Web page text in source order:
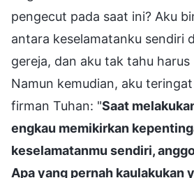
pengecut pada saat ini? Aku
antara keselamatanku sendiri
gereja, dan aku tak tahu harus
Namun kemudian, aku
firman Tuhan: "Saat
engkau memikirkan
keselamatanmu sendiri,
Apa yang pernah kaulakukan